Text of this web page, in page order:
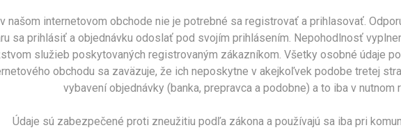
našom internetovom obchode nie je potrebné sa registrovať a prihlasovať.
sa prihlásiť a objednávku odoslať pod svojím prihlásením. Nepohodlnosť
služieb poskytovaných registrovaným zákazníkom. Všetky osobné údaje
obchodu sa zaväzuje, že ich neposkytne v akejkoľvek podobe tretej
vybavení objednávky (banka, prepravca a podobne) a to iba v nutnom
Údaje sú zabezpečené proti zneužitiu podľa zákona a používajú sa iba pri